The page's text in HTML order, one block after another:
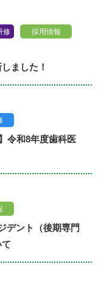
修
採用情報
ました！
令和8年度歯科医
デント（後期専門